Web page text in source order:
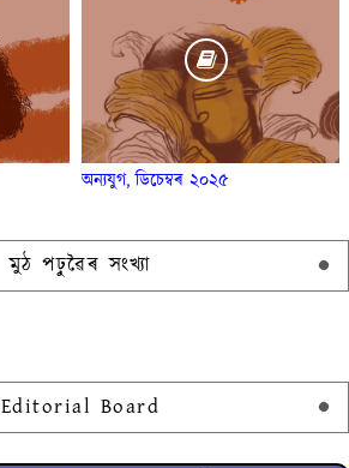
অন্যযুগ, ডিচেম্বৰ ২০২৫
মুঠ পঢ়ুৱৈৰ সংখ্যা
Editorial Board